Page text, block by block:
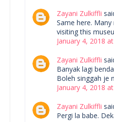
Zayani Zulkiffli
Same here.
visiting this
January 4, 2018
Zayani Zulkiffli
Banyak lagi
Boleh singgah je
January 4, 2018
Zayani Zulkiffli
Pergi la babe.